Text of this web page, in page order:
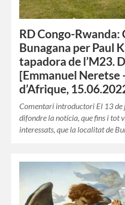
RD Congo-Rwanda:
Bunagana per Paul
tapadora de l’M23.
[Emmanuel Neretse
d’Afrique,
Comentari introductori El 13 de
difondre la notícia, que fins i tot
interessats, que la localitat de